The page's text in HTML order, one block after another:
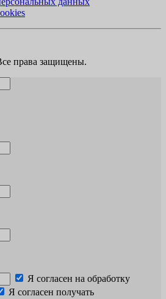
права защищены.
Я согласен на обработку
Я согласен получать